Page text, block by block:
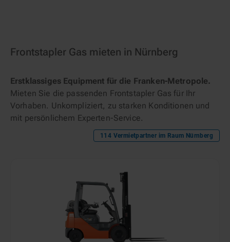
Frontstapler Gas mieten in Nürnberg
Erstklassiges Equipment für die Franken-Metropole.
Mieten Sie die passenden Frontstapler Gas für Ihr
Vorhaben. Unkompliziert, zu starken Konditionen und
mit persönlichem Experten-Service.
114 Vermietpartner im Raum Nürnberg